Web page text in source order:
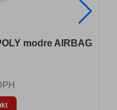
modre AIRBAG